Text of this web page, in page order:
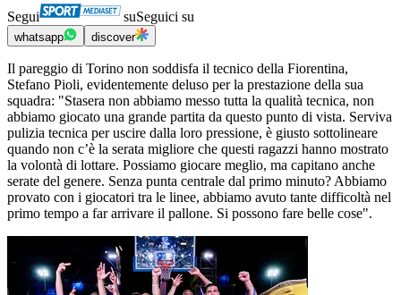
Segui suSeguici su
whatsapp discover
Il pareggio di Torino non soddisfa il tecnico della Fiorentina,
Stefano Pioli, evidentemente deluso per la prestazione della sua
squadra: "Stasera non abbiamo messo tutta la qualità tecnica, non
abbiamo giocato una grande partita da questo punto di vista. Serviva
pulizia tecnica per uscire dalla loro pressione, è giusto sottolineare
quando non c’è la serata migliore che questi ragazzi hanno mostrato
la volontà di lottare. Possiamo giocare meglio, ma capitano anche
serate del genere. Senza punta centrale dal primo minuto? Abbiamo
provato con i giocatori tra le linee, abbiamo avuto tante difficoltà nel
primo tempo a far arrivare il pallone. Si possono fare belle cose".